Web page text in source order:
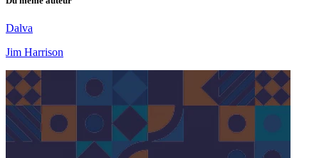
Dalva
Jim Harrison